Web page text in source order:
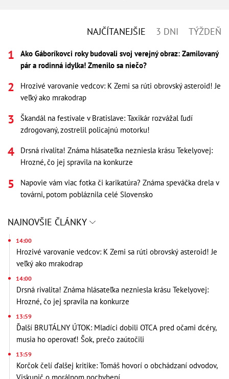
NAJČÍTANEJŠIE 3 DNI TÝŽDEŇ
Ako Gáboríkovci roky budovali svoj verejný obraz: Zamilovaný
pár a rodinná idylka! Zmenilo sa niečo?
Hrozivé varovanie vedcov: K Zemi sa rúti obrovský asteroid! Je
veľký ako mrakodrap
Škandál na festivale v Bratislave: Taxikár rozvážal ľudí
zdrogovaný, zostrelil policajnú motorku!
Drsná rivalita! Známa hlásateľka nezniesla krásu Tekelyovej:
Hrozné, čo jej spravila na konkurze
Napovie vám viac fotka či karikatúra? Známa speváčka drela v
továrni, potom pobláznila celé Slovensko
NAJNOVŠIE ČLÁNKY
14:00
Hrozivé varovanie vedcov: K Zemi sa rúti obrovský asteroid! Je
veľký ako mrakodrap
14:00
Drsná rivalita! Známa hlásateľka nezniesla krásu Tekelyovej:
Hrozné, čo jej spravila na konkurze
13:59
Ďalší BRUTÁLNY ÚTOK: Mladíci dobili OTCA pred očami dcéry,
musia ho operovať! Šok, prečo zaútočili
13:59
Korčok čelí ďalšej kritike: Tomáš hovorí o obchádzaní odvodov,